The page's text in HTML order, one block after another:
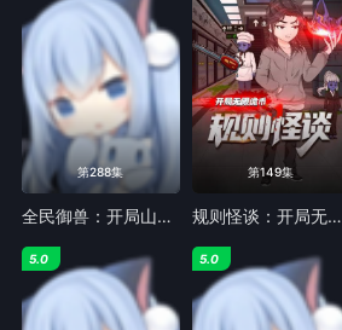
第288集
全民御兽：开局山海经，我横扫全球 动态漫画
第149集
规则怪谈：开局无限诡币
5.0 5.0